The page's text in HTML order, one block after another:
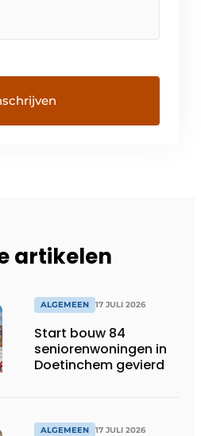
artikelen
ALGEMEEN 17 JULI 2026
Start bouw 84
seniorenwoningen in
Doetinchem gevierd
ALGEMEEN 17 JULI 2026